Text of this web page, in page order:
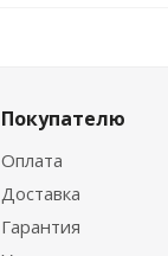
Покупателю
Оплата
Доставка
Гарантия